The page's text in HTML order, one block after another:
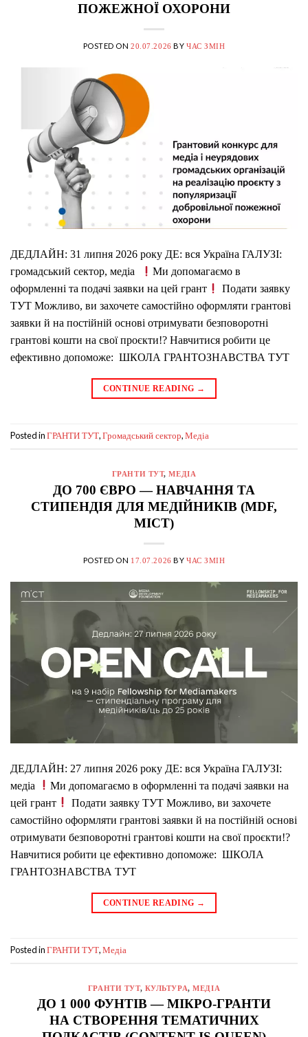
ПОЖЕЖНОЇ ОХОРОНИ
POSTED ON20.07.2026 BY ЧАС ЗМІН
ДЕДЛАЙН: 31 липня 2026 року ДЕ: вся Україна ГАЛУЗІ:
громадський сектор, медіа
Ми допомагаємо в
оформленні та подачі заявки на цей грант
Подати заявку
ТУТ Можливо, ви захочете самостійно оформляти грантові
заявки й на постійній основі отримувати безповоротні
грантові кошти на свої проєкти!? Навчитися робити це
ефективно допоможе: ШКОЛА ГРАНТОЗНАВСТВА ТУТ
CONTINUE READING →
Posted in ГРАНТИ ТУТ, Громадський сектор, Медіа
ГРАНТИ ТУТ,МЕДІА
ДО 700 ЄВРО — НАВЧАННЯ ТА
СТИПЕНДІЯ ДЛЯ МЕДІЙНИКІВ (MDF,
MICT)
POSTED ON 17.07.2026 BY ЧАС ЗМІН
ДЕДЛАЙН: 27 липня 2026 року ДЕ: вся Україна ГАЛУЗІ:
медіа
Ми допомагаємо в оформленні та подачі заявки на
цей грант
Подати заявку ТУТ Можливо, ви захочете
самостійно оформляти грантові заявки й на постійній основі
отримувати безповоротні грантові кошти на свої проєкти!?
Навчитися робити це ефективно допоможе: ШКОЛА
ГРАНТОЗНАВСТВА ТУТ
CONTINUE READING →
Posted in ГРАНТИ ТУТ, Медіа
ГРАНТИ ТУТ, КУЛЬТУРА,МЕДІА
ДО 1 000 ФУНТІВ — МІКРО-ГРАНТИ
НА СТВОРЕННЯ ТЕМАТИЧНИХ